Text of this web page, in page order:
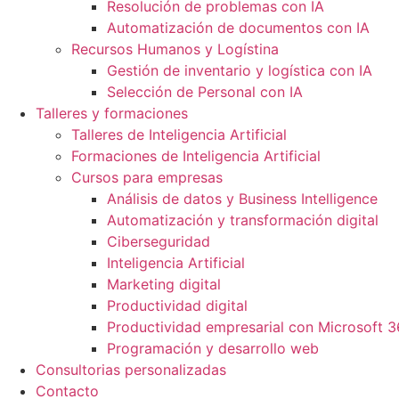
Resolución de problemas con IA
Automatización de documentos con IA
Recursos Humanos y Logístina
Gestión de inventario y logística con IA
Selección de Personal con IA
Talleres y formaciones
Talleres de Inteligencia Artificial
Formaciones de Inteligencia Artificial
Cursos para empresas
Análisis de datos y Business Intelligence
Automatización y transformación digital
Ciberseguridad
Inteligencia Artificial
Marketing digital
Productividad digital
Productividad empresarial con Microsoft
Programación y desarrollo web
Consultorias personalizadas
Contacto